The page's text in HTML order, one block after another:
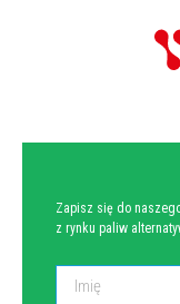
Zapisz się do
z rynku paliw